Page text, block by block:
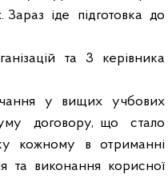
Зараз іде підготовка до
та 3
керівника
у вищих
учбових
договору, що
стало
кожному в
отриманні
та виконання корисної